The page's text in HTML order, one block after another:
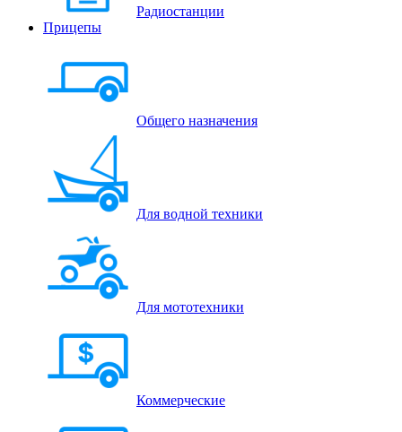
Радиостанции
Прицепы
Общего назначения
Для водной техники
Для мототехники
Коммерческие